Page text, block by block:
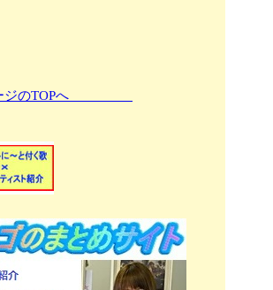
のTOPへ